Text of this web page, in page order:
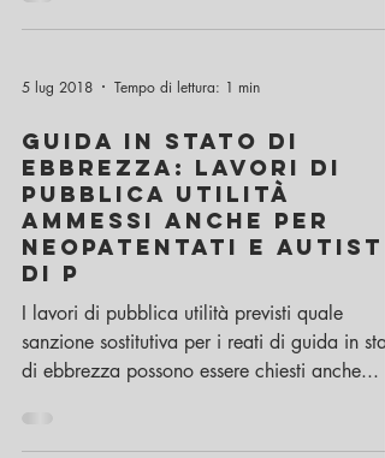
5 lug 2018 Tempo di lettura: 1 min
GUIDA IN STATO DI
EBBREZZA: lavori di
pubblica utilità
ammessi anche per
neopatentati e autisti
di p